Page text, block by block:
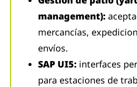
management):
mercancías,
envíos.
SAP UI5: interfaces
para estaciones de